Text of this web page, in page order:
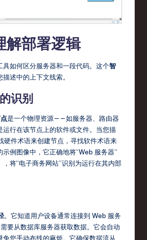
解部署逻辑
具如何区分服务器和一段代码。这个智
描述中的上下文线索。
识别
是一个物理资源——如服务器、路由器
运行在该节点上的软件或文件。当您描
硬件术语来创建节点，寻找软件术语来
例图像中，它正确地将“Web 服务器”
将“电子商务网站”识别为运行在其内部
。它知道用户设备通常连接到 Web 服务
要从数据库服务器获取数据。它会自动
免您手动布线的麻烦。它确保数据流从